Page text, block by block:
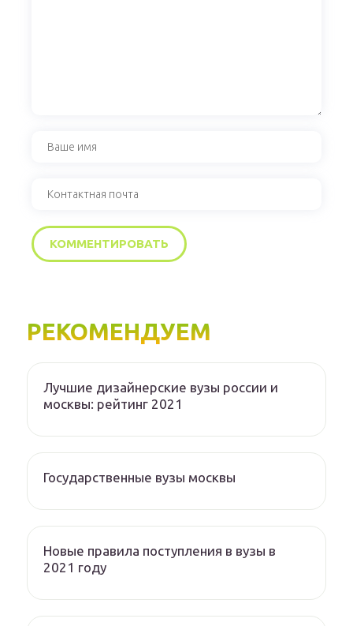
РЕКОМЕНДУЕМ
Лучшие дизайнерские вузы россии и
москвы: рейтинг 2021
Государственные вузы москвы
Новые правила поступления в вузы в
2021 году